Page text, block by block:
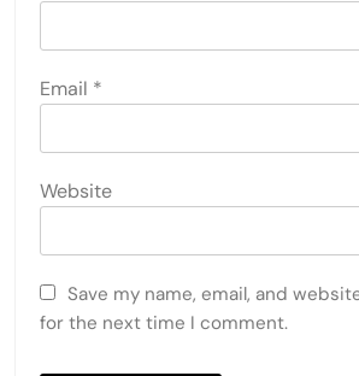
Email *
Website
Save my name, email, and
for the next time I comment.